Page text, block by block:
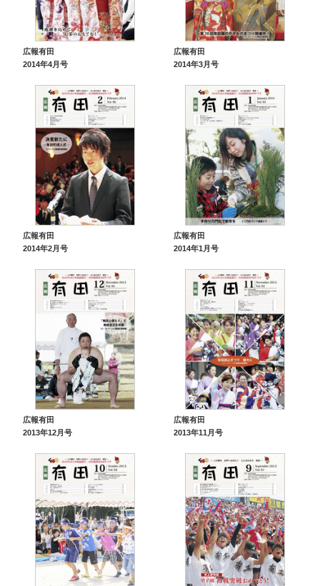
広報有田
2014年4月号
広報有田
2014年3月号
広報有田
2014年2月号
広報有田
2014年1月号
広報有田
2013年12月号
広報有田
2013年11月号